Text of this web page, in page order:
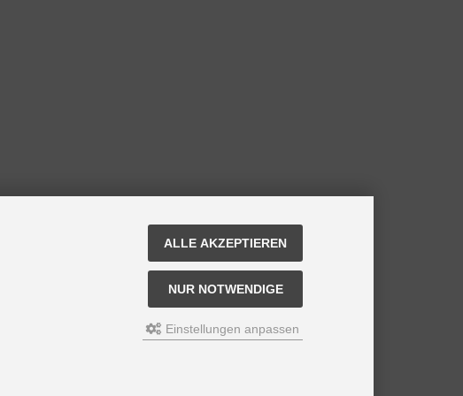
ALLE AKZEPTIEREN
NUR NOTWENDIGE
Einstellungen anpassen